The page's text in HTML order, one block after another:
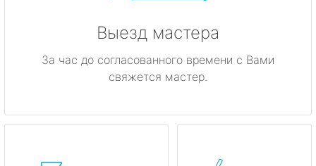
Выезд мастера
За час до согласованного времени с Вами
свяжется мастер.